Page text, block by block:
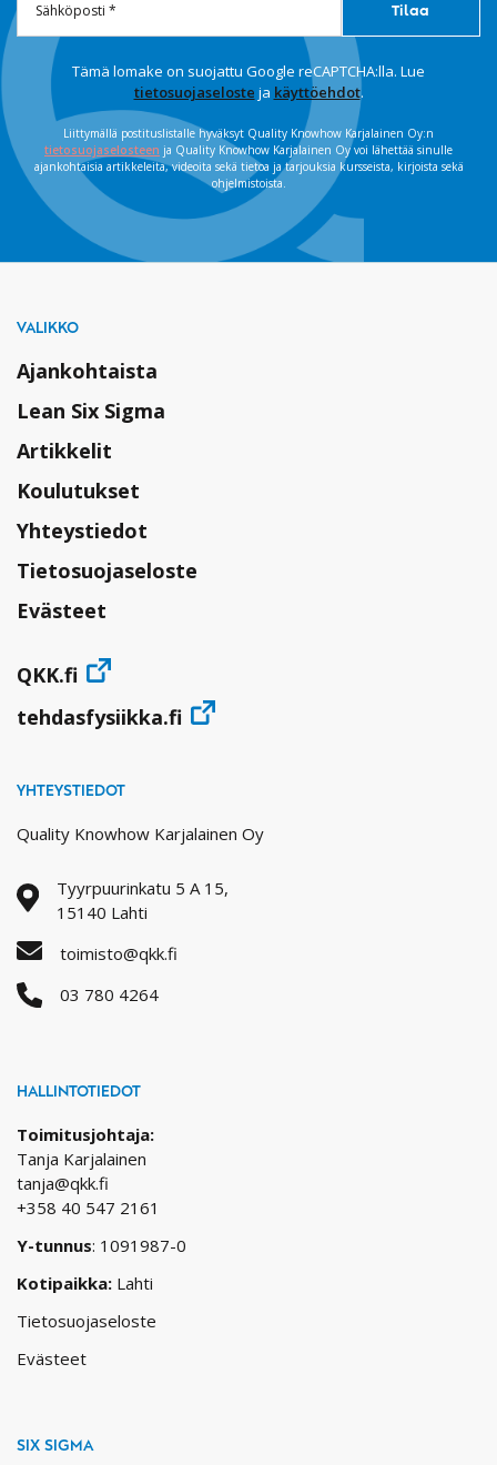
Tämä lomake on suojattu Google reCAPTCHA:lla. Lue
tietosuojaseloste ja käyttöehdot.
Liittymällä postituslistalle hyväksyt Quality Knowhow Karjalainen Oy:n
tietosuojaselosteen ja Quality Knowhow Karjalainen Oy voi lähettää sinulle
ajankohtaisia artikkeleita, videoita sekä tietoa ja tarjouksia kursseista, kirjoista sekä
ohjelmistoista.
VALIKKO
Ajankohtaista
Lean Six Sigma
Artikkelit
Koulutukset
Yhteystiedot
Tietosuojaseloste
Evästeet
QKK.fi
tehdasfysiikka.fi
YHTEYSTIEDOT
Quality Knowhow Karjalainen Oy
Tyyrpuurinkatu 5 A 15,
15140 Lahti
toimisto@qkk.fi
03 780 4264
HALLINTOTIEDOT
Toimitusjohtaja:
Tanja Karjalainen
tanja@qkk.fi
+358 40 547 2161
Y-tunnus: 1091987-0
Kotipaikka: Lahti
Tietosuojaseloste
Evästeet
SIX SIGMA